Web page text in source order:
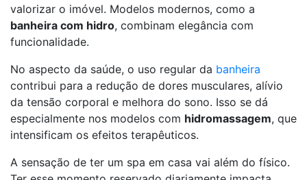
valorizar o imóvel. Modelos modernos, como a
banheira com hidro, combinam elegância com
funcionalidade.
No aspecto da saúde, o uso regular da banheira
contribui para a redução de dores musculares, alívio
da tensão corporal e melhora do sono. Isso se dá
especialmente nos modelos com hidromassagem, que
intensificam os efeitos terapêuticos.
A sensação de ter um spa em casa vai além do físico.